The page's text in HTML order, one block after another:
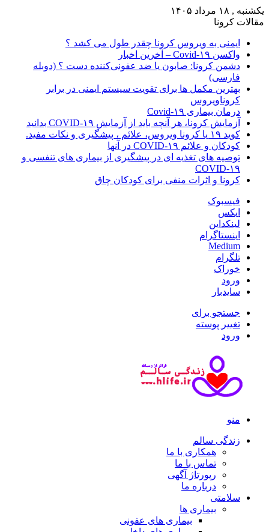
یکشنبه , ۱۸ مرداد ۱۴۰۵
مقالات کرونا
ایمنی به ویروس کرونا چقدر طول می کشد ؟
واکسن Covid-۱۹ – آخرین اخبار
دشمن کرونا: صابون یا ضد عفونی‌کننده دست ؟ (دوبله
فارسی)
بهترین مکمل ها برای تقویت سیستم ایمنی در برابر
کروناویروس
درمان بیماری Covid-۱۹
آزمایش کرونا، هر آنچه باید از آزمایش COVID-۱۹ بدانید
کوید ۱۹ یا کرونا ویروس، علائم ، پیشگیری و نکات مفید.
کودکان و علائم COVID-۱۹ در آنها
توصیه های تغذیه ای در پیشگیری از بیماری های تنفسی و
COVID-۱۹
کرونا و اثرات منفی برای کودکان چاق
فیسبوک
ایکس
لینکداین
اینستاگرام
Medium
تلگرام
خوراک
ورود
سایدبار
جستجو برای
تغییر پوسته
ورود
منو
زندگی سالم
همکاری با ما
تماس با ما
رپورتاژ آگهی
درباره ما
سلامتی
بیماری ها
بیماری های عفونی